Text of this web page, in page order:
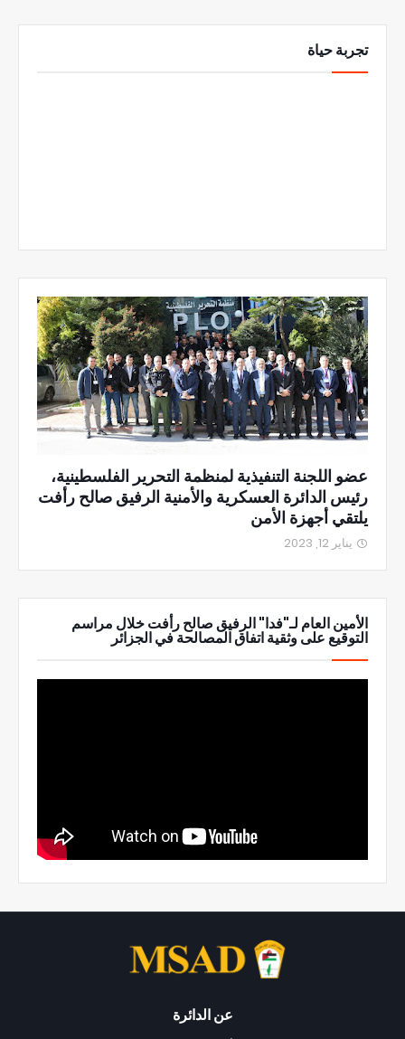
تجربة حياة
عضو اللجنة التنفيذية لمنظمة التحرير الفلسطينية،
رئيس الدائرة العسكرية والأمنية الرفيق صالح رأفت
يلتقي أجهزة الأمن
يناير 12, 2023
الأمين العام لـ"فدا" الرفيق صالح رأفت خلال مراسم
التوقيع على وثقية اتفاق المصالحة في الجزائر
عن الدائرة